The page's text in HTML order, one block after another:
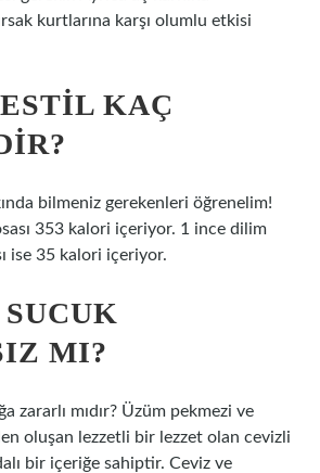
kurtlarına karşı olumlu etkisi
KAÇ
bilmeniz gerekenleri öğrenelim!
353 kalori içeriyor. 1 ince dilim
ise 35 kalori içeriyor.
MI?
zararlı mıdır? Üzüm pekmezi ve
oluşan lezzetli bir lezzet olan cevizli
bir içeriğe sahiptir. Ceviz ve